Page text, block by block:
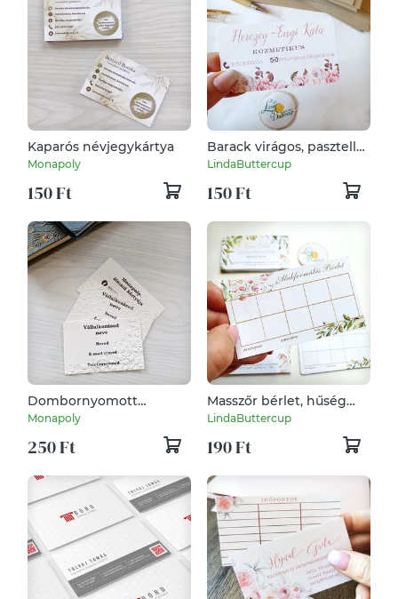
Kaparós névjegykártya
Monapoly
150 Ft
Barack virágos, pasztell
rózsaszín Névjegykártya,
EGY OLDALAS,
kozmetikus, fodrász,
körmös,
LindaButtercup
150 Ft
Dombornyomott
névjegykártya
Monapoly
250 Ft
Masszőr bérlet, hűség
kártya Névjegykártya,
alakformálás, kezelés,
LindaButtercup
190 Ft